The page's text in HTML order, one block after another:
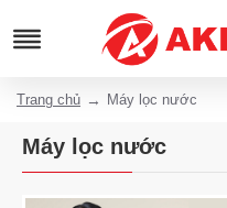
Trang chủ Máy lọc nước
Máy lọc nước